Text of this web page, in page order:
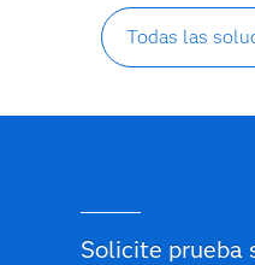
Todas las
Solicite prueba